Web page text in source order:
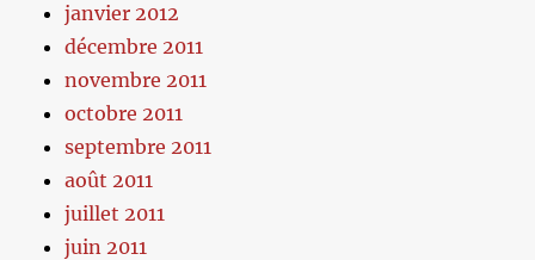
janvier 2012
décembre 2011
novembre 2011
octobre 2011
septembre 2011
août 2011
juillet 2011
juin 2011